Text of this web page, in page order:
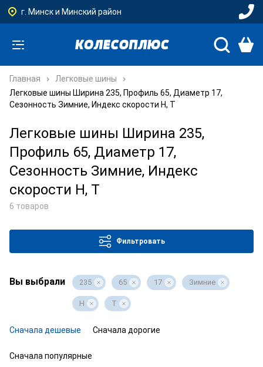
г. Минск и Минский район
Главная
Легковые шины
Легковые шины Ширина 235, Профиль 65, Диаметр 17,
Сезонность Зимние, Индекс скорости H, T
Легковые шины Ширина 235,
Профиль 65, Диаметр 17,
Сезонность Зимние, Индекс
скорости H, T
6 товаров
Фильтровать
Вы выбрали 235 65 17 Зимние
H T
Сначала дешевые Сначала дорогие
Сначала популярные